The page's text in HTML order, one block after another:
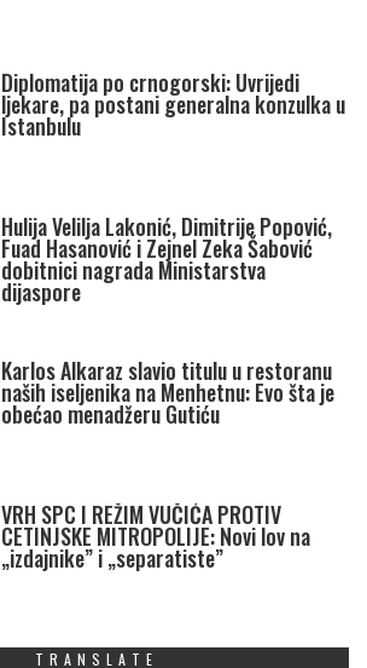
Diplomatija po crnogorski: Uvrijedi
ljekare, pa postani generalna konzulka u
Istanbulu
Hulija Velilja Lakonić, Dimitrije Popović,
Fuad Hasanović i Zejnel Zeka Šabović
dobitnici nagrada Ministarstva
dijaspore
Karlos Alkaraz slavio titulu u restoranu
naših iseljenika na Menhetnu: Evo šta je
obećao menadžeru Gutiću
VRH SPC I REŽIM VUČIĆA PROTIV
CETINJSKE MITROPOLIJE: Novi lov na
„izdajnike” i „separatiste”
TRANSLATE